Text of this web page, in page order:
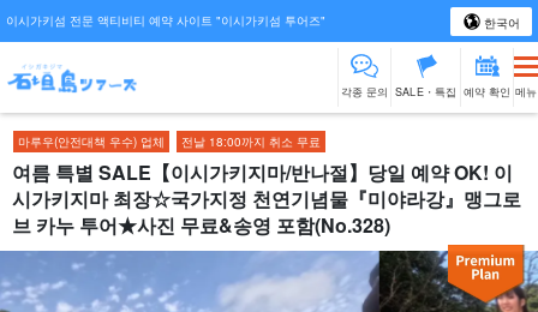
이시가키섬 전문 액티비티 예약 사이트 "이시가키섬 투어즈" 한국어
각종 문의 SALE・특집 예약 확인 메뉴
마루우(안전대책 우수) 업체 전날 18:00까지 취소 무료
여름 특별 SALE【이시가키지마/반나절】당일 예약 OK! 이
시가키지마 최장☆국가지정 천연기념물『미야라강』맹그로
브 카누 투어★사진 무료&송영 포함(No.328)